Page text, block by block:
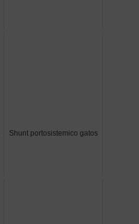
Shunt portosistemico gatos